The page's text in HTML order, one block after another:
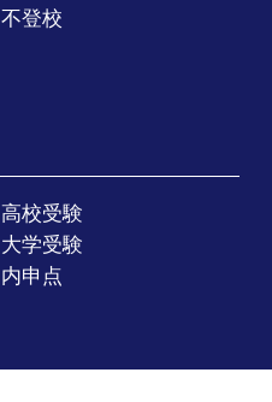
不登校
高校受験
大学受験
内申点